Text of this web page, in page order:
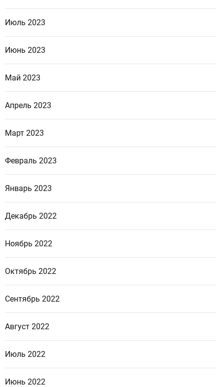
Июль 2023
Июнь 2023
Май 2023
Апрель 2023
Март 2023
Февраль 2023
Январь 2023
Декабрь 2022
Ноябрь 2022
Октябрь 2022
Сентябрь 2022
Август 2022
Июль 2022
Июнь 2022